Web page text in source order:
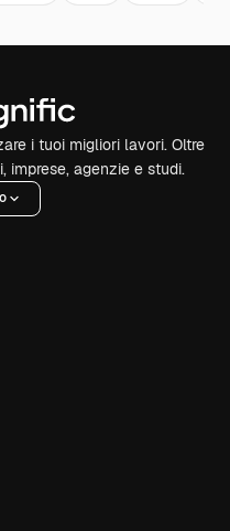
i tuoi migliori lavori. Oltre
imprese, agenzie e studi.